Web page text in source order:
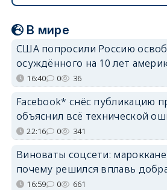
В мире
США попросили Россию
осуждённого на 10 лет
16:40 0 36
Facebook* снёс публикацию
объяснил всё технической
22:16 0 341
Виноваты соцсети:
почему решился вплавь
16:59 0 661